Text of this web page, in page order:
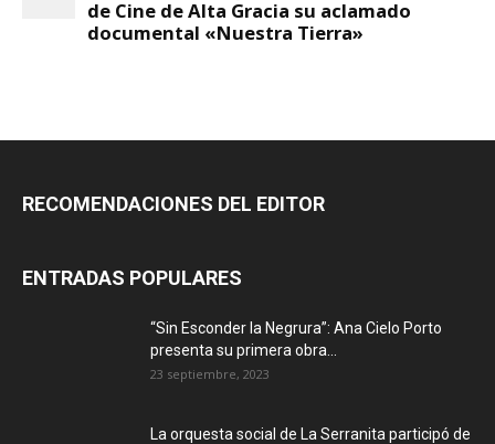
RECOMENDACIONES DEL EDITOR
ENTRADAS POPULARES
“Sin Esconder la Negrura”: Ana Cielo Porto
presenta su primera obra...
23 septiembre, 2023
La orquesta social de La Serranita participó de